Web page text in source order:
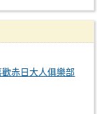
歡赤日大人俱樂部